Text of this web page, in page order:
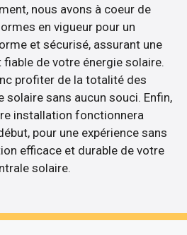
nous avons à coeur de
en vigueur pour un
et sécurisé, assurant une
de votre énergie solaire.
profiter de la totalité des
solaire sans aucun souci. Enfin,
installation fonctionnera
pour une expérience sans
efficace et durable de votre
solaire.